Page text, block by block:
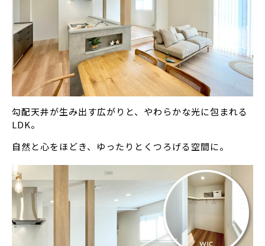
勾配天井が生み出す広がりと、やわらかな光に包まれる
LDK。
自然と心をほどき、ゆったりとくつろげる空間に。